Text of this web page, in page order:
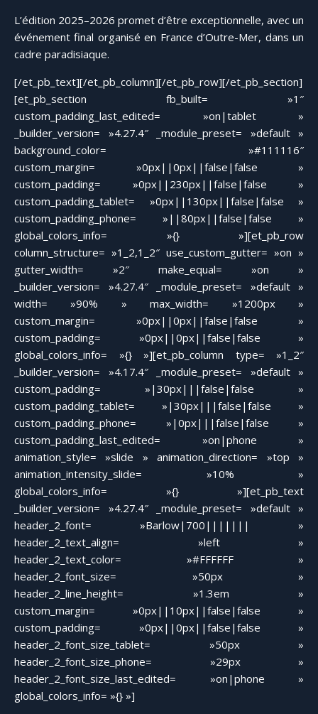
L’édition 2025–2026 promet d’être exceptionnelle, avec un
événement final organisé en France d’Outre-Mer, dans un
cadre paradisiaque.
[/et_pb_text][/et_pb_column][/et_pb_row][/et_pb_section]
[et_pb_section fb_built= »1″
custom_padding_last_edited= »on|tablet »
_builder_version= »4.27.4″ _module_preset= »default »
background_color= »#111116″
custom_margin= »0px||0px||false|false »
custom_padding= »0px||230px||false|false »
custom_padding_tablet= »0px||130px||false|false »
custom_padding_phone= »||80px||false|false »
global_colors_info= »{} »][et_pb_row
column_structure= »1_2,1_2″ use_custom_gutter= »on »
gutter_width= »2″ make_equal= »on »
_builder_version= »4.27.4″ _module_preset= »default »
width= »90% » max_width= »1200px »
custom_margin= »0px||0px||false|false »
custom_padding= »0px||0px||false|false »
global_colors_info= »{} »][et_pb_column type= »1_2″
_builder_version= »4.17.4″ _module_preset= »default »
custom_padding= »|30px|||false|false »
custom_padding_tablet= »|30px|||false|false »
custom_padding_phone= »|0px|||false|false »
custom_padding_last_edited= »on|phone »
animation_style= »slide » animation_direction= »top »
animation_intensity_slide= »10% »
global_colors_info= »{} »][et_pb_text
_builder_version= »4.27.4″ _module_preset= »default »
header_2_font= »Barlow|700||||||| »
header_2_text_align= »left »
header_2_text_color= »#FFFFFF »
header_2_font_size= »50px »
header_2_line_height= »1.3em »
custom_margin= »0px||10px||false|false »
custom_padding= »0px||0px||false|false »
header_2_font_size_tablet= »50px »
header_2_font_size_phone= »29px »
header_2_font_size_last_edited= »on|phone »
global_colors_info= »{} »]